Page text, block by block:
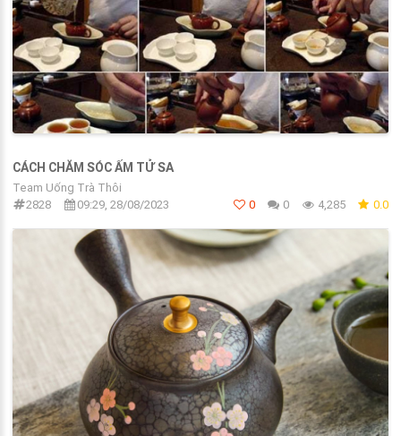
CÁCH CHĂM SÓC ẤM TỬ SA
Team Uống Trà Thôi
2828
09:29, 28/08/2023 0 0 4,285 0.0